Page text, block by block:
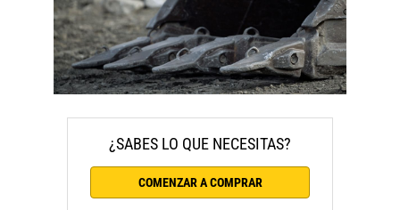
¿SABES LO QUE NECESITAS?
COMENZAR A COMPRAR